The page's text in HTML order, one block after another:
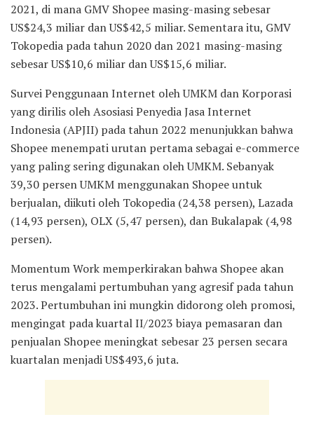
2021, di mana GMV Shopee masing-masing sebesar
US$24,3 miliar dan US$42,5 miliar. Sementara itu, GMV
Tokopedia pada tahun 2020 dan 2021 masing-masing
sebesar US$10,6 miliar dan US$15,6 miliar.
Survei Penggunaan Internet oleh UMKM dan Korporasi
yang dirilis oleh Asosiasi Penyedia Jasa Internet
Indonesia (APJII) pada tahun 2022 menunjukkan bahwa
Shopee menempati urutan pertama sebagai e-commerce
yang paling sering digunakan oleh UMKM. Sebanyak
39,30 persen UMKM menggunakan Shopee untuk
berjualan, diikuti oleh Tokopedia (24,38 persen), Lazada
(14,93 persen), OLX (5,47 persen), dan Bukalapak (4,98
persen).
Momentum Work memperkirakan bahwa Shopee akan
terus mengalami pertumbuhan yang agresif pada tahun
2023. Pertumbuhan ini mungkin didorong oleh promosi,
mengingat pada kuartal II/2023 biaya pemasaran dan
penjualan Shopee meningkat sebesar 23 persen secara
kuartalan menjadi US$493,6 juta.